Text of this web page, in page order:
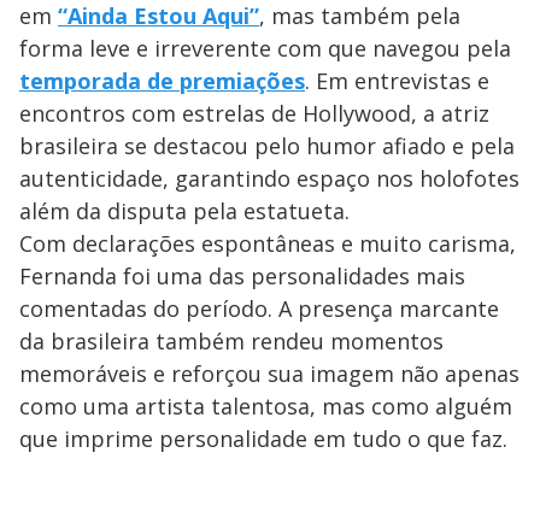
em “Ainda Estou Aqui”, mas também pela
forma leve e irreverente com que navegou pela
temporada de premiações. Em entrevistas e
encontros com estrelas de Hollywood, a atriz
brasileira se destacou pelo humor afiado e pela
autenticidade, garantindo espaço nos holofotes
além da disputa pela estatueta.
Com declarações espontâneas e muito carisma,
Fernanda foi uma das personalidades mais
comentadas do período. A presença marcante
da brasileira também rendeu momentos
memoráveis e reforçou sua imagem não apenas
como uma artista talentosa, mas como alguém
que imprime personalidade em tudo o que faz.